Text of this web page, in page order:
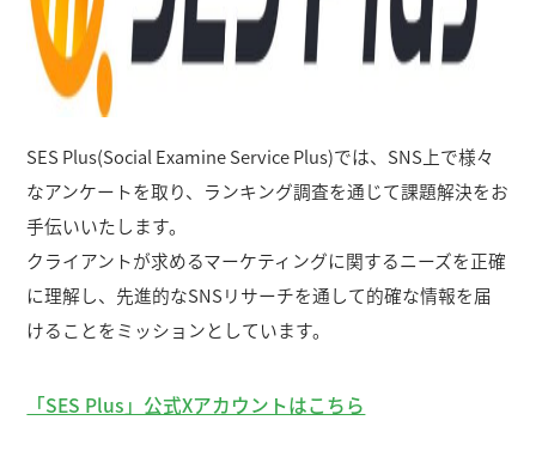
SES Plus(Social Examine Service Plus)では、SNS上で様々
なアンケートを取り、ランキング調査を通じて課題解決をお
手伝いいたします。
クライアントが求めるマーケティングに関するニーズを正確
に理解し、先進的なSNSリサーチを通して的確な情報を届
けることをミッションとしています。
「SES Plus」公式Xアカウントはこちら